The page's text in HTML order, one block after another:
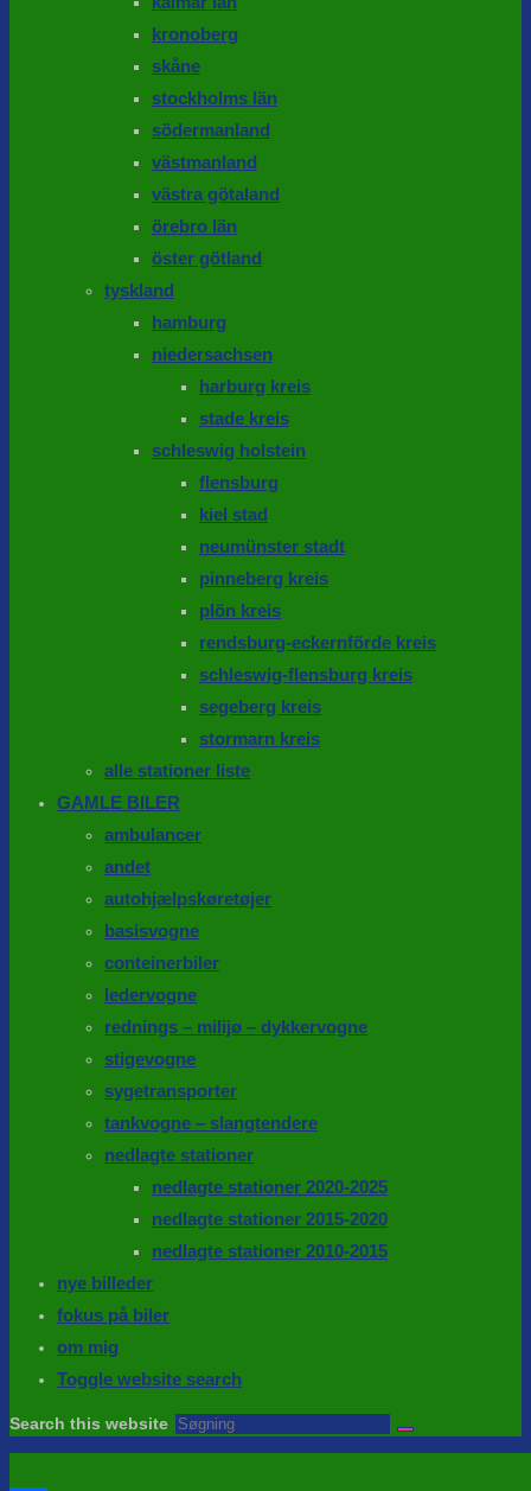
kronoberg
skåne
stockholms län
södermanland
västmanland
västra götaland
örebro län
öster götland
tyskland
hamburg
niedersachsen
harburg kreis
stade kreis
schleswig holstein
flensburg
kiel stad
neumünster stadt
pinneberg kreis
plön kreis
rendsburg-eckernförde kreis
schleswig-flensburg kreis
segeberg kreis
stormarn kreis
alle stationer liste
GAMLE BILER
ambulancer
andet
autohjælpskøretøjer
basisvogne
conteinerbiler
ledervogne
rednings – milijø – dykkervogne
stigevogne
sygetransporter
tankvogne – slangtendere
nedlagte stationer
nedlagte stationer 2020-2025
nedlagte stationer 2015-2020
nedlagte stationer 2010-2015
nye billeder
fokus på biler
om mig
Toggle website search
Search this website